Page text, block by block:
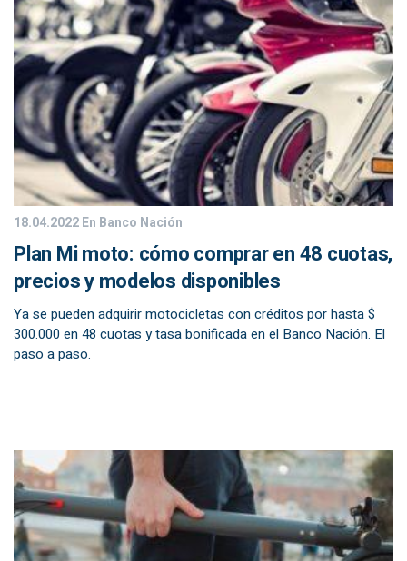
18.04.2022En Banco Nación
Plan Mi moto: cómo comprar en 48 cuotas,
precios y modelos disponibles
Ya se pueden adquirir motocicletas con créditos por hasta $
300.000 en 48 cuotas y tasa bonificada en el Banco Nación. El
paso a paso.